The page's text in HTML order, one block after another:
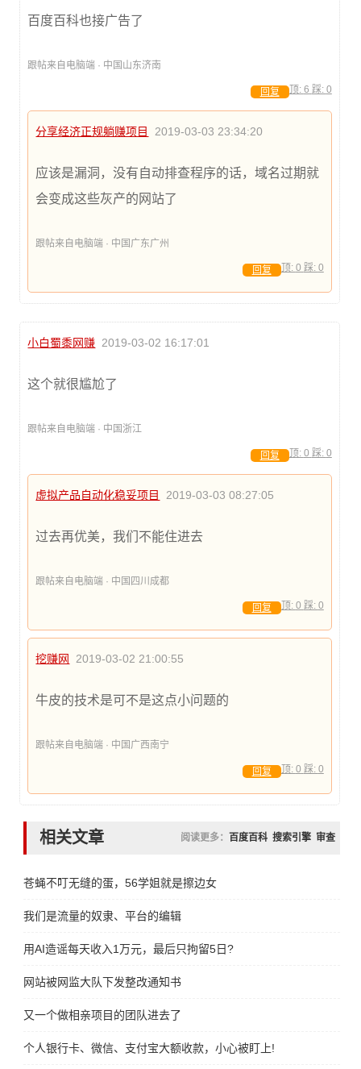
百度百科也接广告了
跟帖来自电脑端 · 中国山东济南
顶: 6 踩: 0
回复
分享经济正规躺赚项目 2019-03-03 23:34:20
应该是漏洞，没有自动排查程序的话，域名过期就
会变成这些灰产的网站了
跟帖来自电脑端 · 中国广东广州
顶: 0 踩: 0
回复
小白蜀黍网赚 2019-03-02 16:17:01
这个就很尴尬了
跟帖来自电脑端 · 中国浙江
顶: 0 踩: 0
回复
虚拟产品自动化稳妥项目 2019-03-03 08:27:05
过去再优美，我们不能住进去
跟帖来自电脑端 · 中国四川成都
顶: 0 踩: 0
回复
挖赚网 2019-03-02 21:00:55
牛皮的技术是可不是这点小问题的
跟帖来自电脑端 · 中国广西南宁
顶: 0 踩: 0
回复
相关文章 阅读更多： 百度百科 搜索引擎 审查
苍蝇不叮无缝的蛋，56学姐就是擦边女
我们是流量的奴隶、平台的编辑
用AI造谣每天收入1万元，最后只拘留5日?
网站被网监大队下发整改通知书
又一个做相亲项目的团队进去了
个人银行卡、微信、支付宝大额收款，小心被盯上!